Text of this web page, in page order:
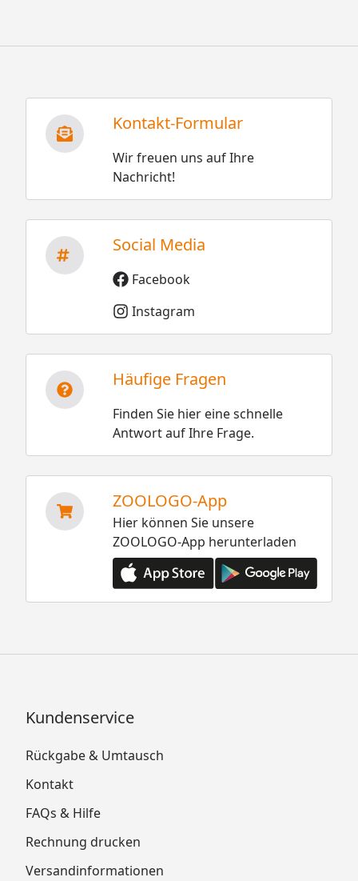
Kontakt-Formular
Wir freuen uns auf Ihre
Nachricht!
Social Media
Facebook
Instagram
Häufige Fragen
Finden Sie hier eine schnelle
Antwort auf Ihre Frage.
ZOOLOGO-App
Hier können Sie unsere
ZOOLOGO-App herunterladen
Kundenservice
Rückgabe & Umtausch
Kontakt
FAQs & Hilfe
Rechnung drucken
Versandinformationen